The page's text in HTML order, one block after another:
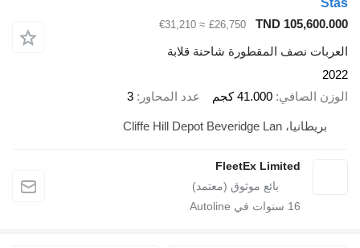
TND 105,600.000
£26,750
≈ €31,210
العربات نصف المقطورة شاحنة قلابة
2022
الوزن الصافي 41.000 كجم عدد المحاور 3
بريطانيا، Cliffe Hill Depot Beveridge Lan
FleetEx Limited
16 سنوات في Autoline